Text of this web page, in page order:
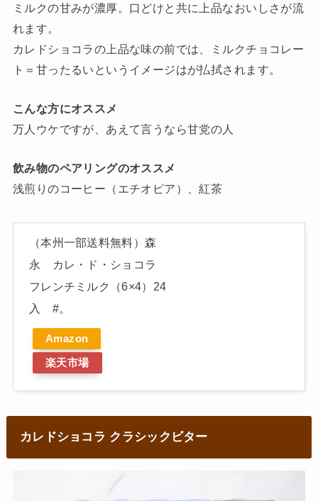
ミルクの甘みが濃厚。口どけと共に上品なおいしさが流
れます。
カレドショコラの上品な味の前では、ミルクチョコレー
ト＝甘ったるいというイメージはが払拭されます。
こんな方にオススメ
万人ウケですが、あえて言うなら甘党の人
飲み物のペアリングのオススメ
浅煎りのコーヒー（エチオピア）、紅茶
（本州一部送料無料）森
永 カレ・ド・ショコラ
フレンチミルク（6×4）24
入 #。
Amazon
楽天市場
カレドショコラ クラシックビター